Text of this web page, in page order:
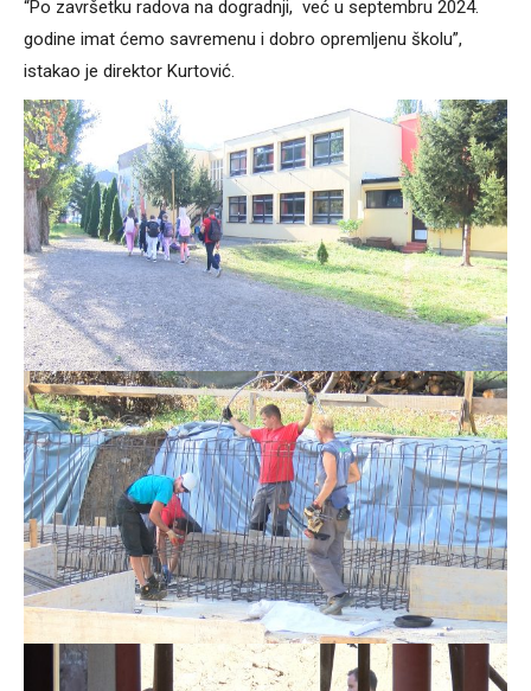
“Po završetku radova na dogradnji, već u septembru 2024.
godine imat ćemo savremenu i dobro opremljenu školu”,
istakao je direktor Kurtović.